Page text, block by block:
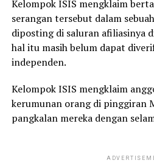
Kelompok ISIS mengklaim
serangan tersebut dalam
diposting di saluran afiliasinya
hal itu masih belum dapat
independen.
Kelompok ISIS mengklaim
kerumunan orang di pinggiran
pangkalan mereka dengan